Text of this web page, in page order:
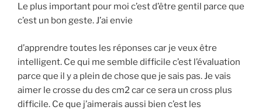
Le plus important pour moi c’est d’être gentil parce que
c’est un bon geste. J’ai envie
d’apprendre toutes les réponses car je veux être
intelligent. Ce qui me semble difficile c’est l’évaluation
parce que il y a plein de chose que je sais pas. Je vais
aimer le crosse du des cm2 car ce sera un cross plus
difficile. Ce que j’aimerais aussi bien c’est les